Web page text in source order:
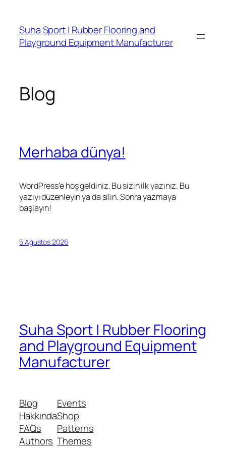
Suha Sport | Rubber Flooring and
Playground Equipment Manufacturer
Blog
Merhaba dünya!
WordPress’e hoş geldiniz. Bu sizin ilk yazınız. Bu
yazıyı düzenleyin ya da silin. Sonra yazmaya
başlayın!
5 Ağustos 2026
Suha Sport | Rubber Flooring
and Playground Equipment
Manufacturer
Blog
Hakkında
FAQs
Authors
Events
Shop
Patterns
Themes